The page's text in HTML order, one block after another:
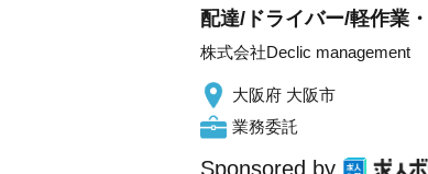
配達/ドライバー/軽作業
株式会社Declic management
大阪府 大阪市
業務委託
Sponsored by